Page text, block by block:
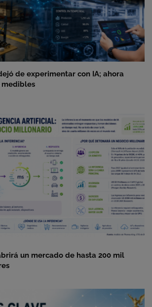
de experimentar con IA; ahora
medibles
un mercado de hasta 200 mil